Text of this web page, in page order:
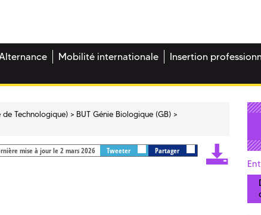
Mobilité internationale
Insertion
de Technologique)
BUT Génie Biologique (GB)
mise à jour le 2 mars 2026 Tweeter Partager